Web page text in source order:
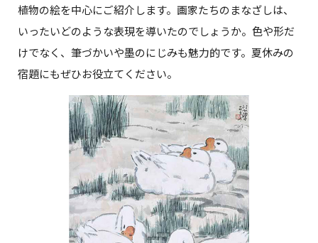
植物の絵を中心にご紹介します。画家たちのまなざしは、
いったいどのような表現を導いたのでしょうか。色や形だ
けでなく、筆づかいや墨のにじみも魅力的です。夏休みの
宿題にもぜひお役立てください。